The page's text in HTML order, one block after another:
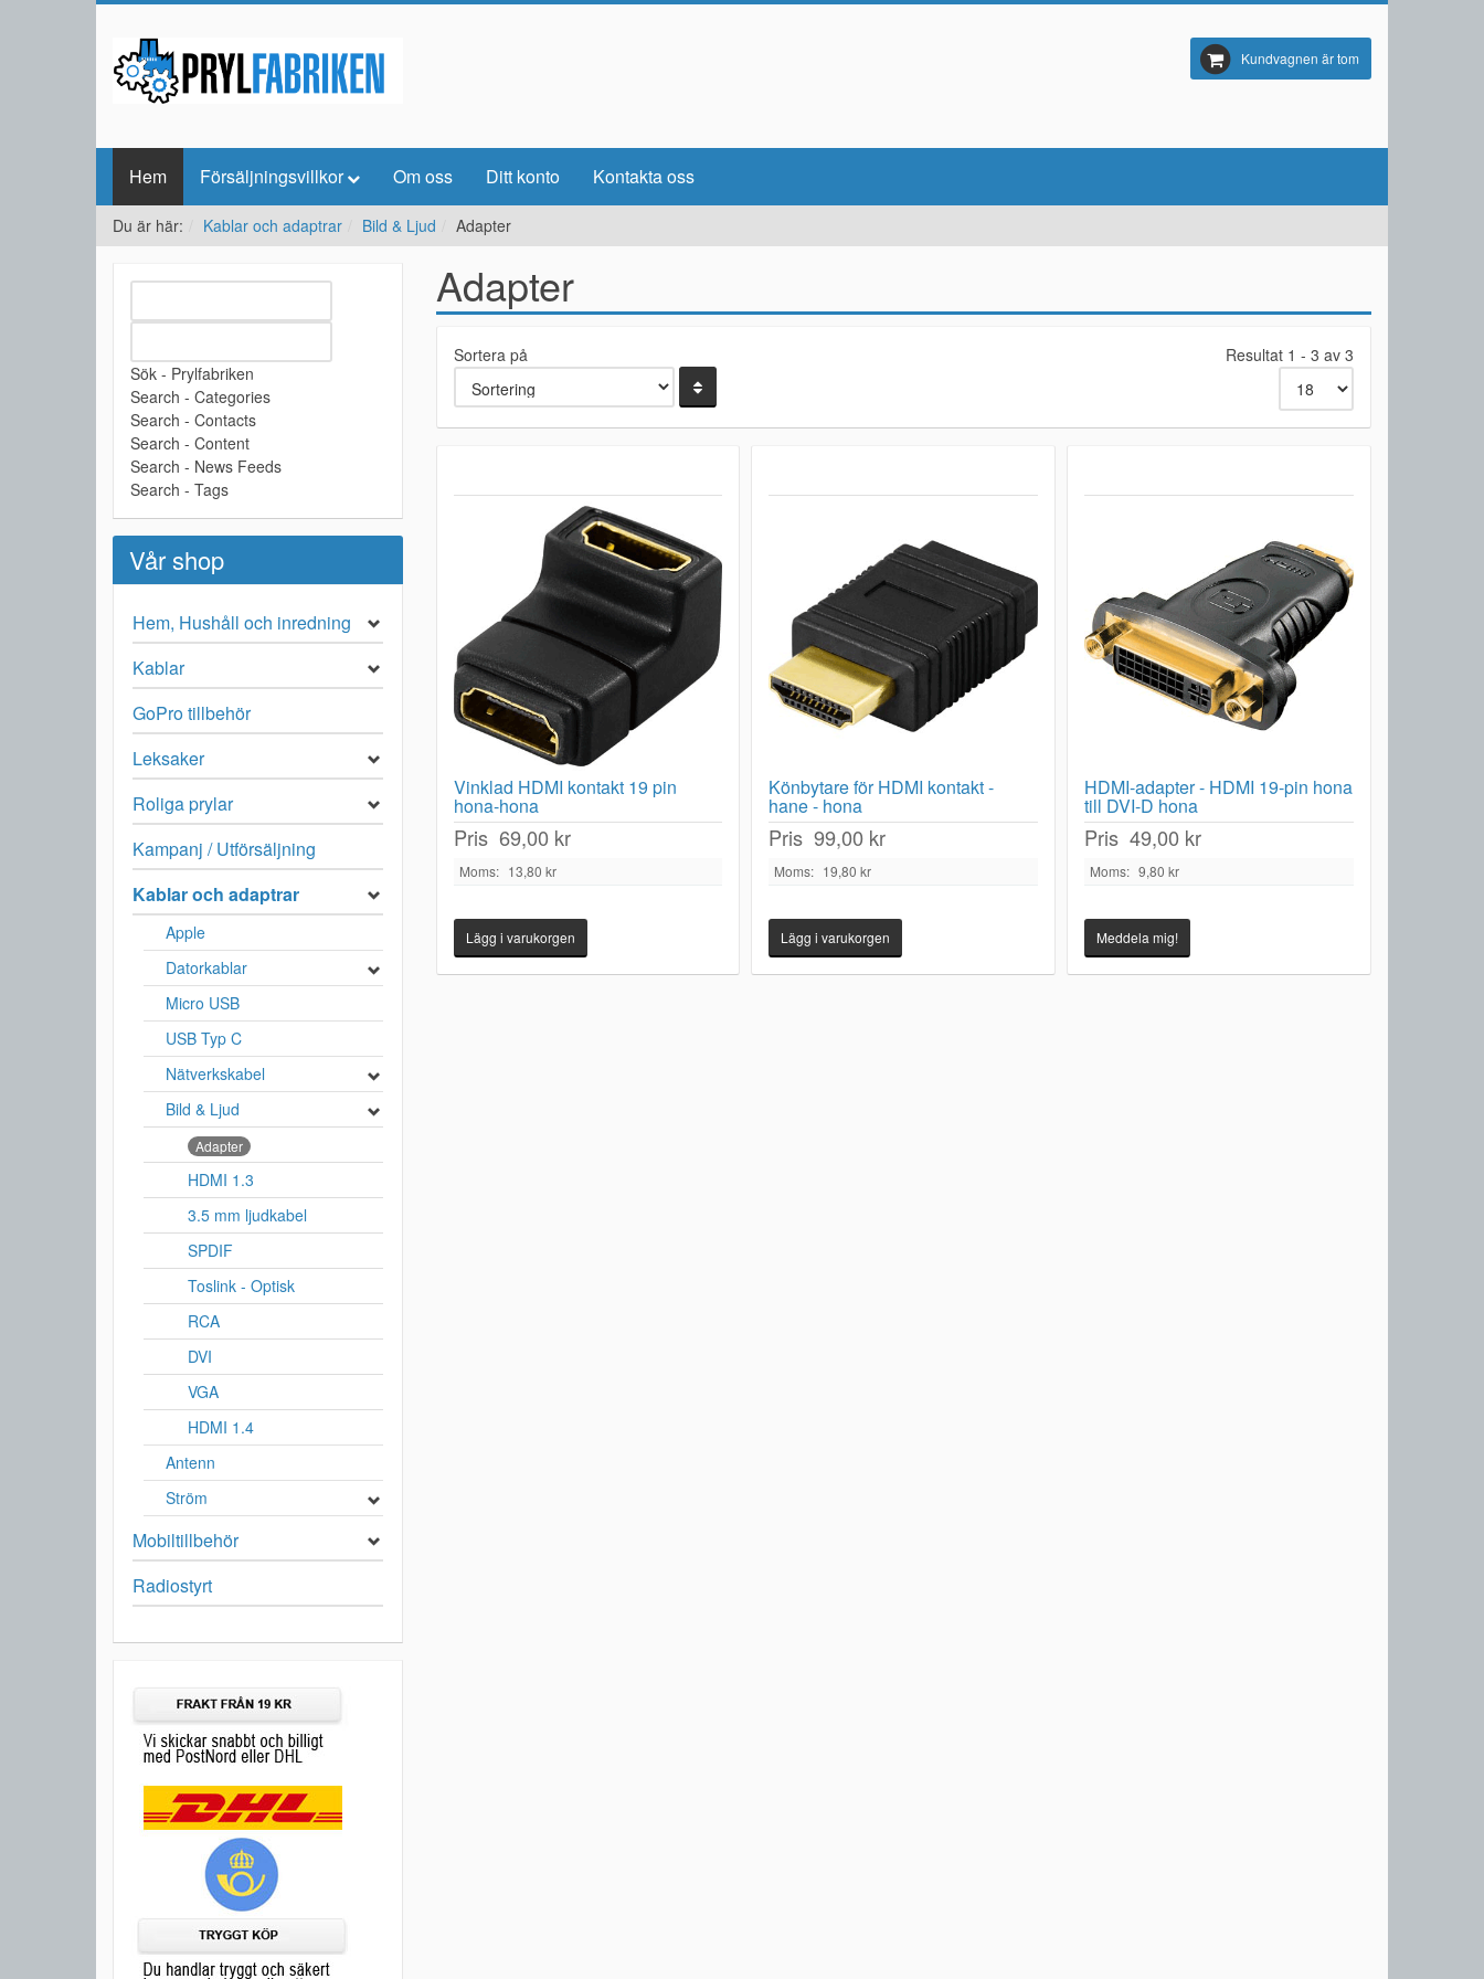
Kundvagnen är tom
Hem Försäljningsvillkor Om oss Ditt konto Kontakta oss
Du är här: Kablar och adaptrar Bild & Ljud Adapter
Adapter
Sortera på Resultat 1 - 3 av 3
Vinklad HDMI kontakt 19 pin
hona-hona
Pris 69,00 kr
Moms: 13,80 kr
Könbytare för HDMI kontakt -
hane - hona
Pris 99,00 kr
Moms: 19,80 kr
HDMI-adapter - HDMI 19-pin hona
till DVI-D hona
Pris 49,00 kr
Moms: 9,80 kr
Meddela mig!
Sök - Prylfabriken
Search - Categories
Search - Contacts
Search - Content
Search - News Feeds
Search - Tags
Vår shop
Hem, Hushåll och inredning
Kablar
GoPro tillbehör
Leksaker
Roliga prylar
Kampanj / Utförsäljning
Kablar och adaptrar
Apple
Datorkablar
Micro USB
USB Typ C
Nätverkskabel
Bild & Ljud
Adapter
HDMI 1.3
3.5 mm ljudkabel
SPDIF
Toslink - Optisk
RCA
DVI
VGA
HDMI 1.4
Antenn
Ström
Mobiltillbehör
Radiostyrt